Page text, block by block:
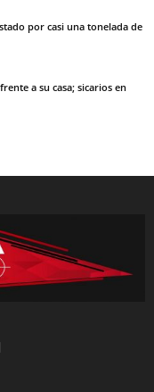
por casi una tonelada de
a su casa; sicarios en